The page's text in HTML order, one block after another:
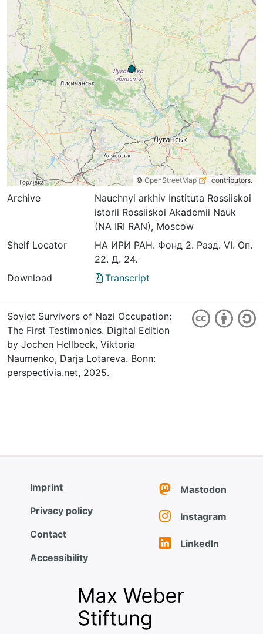
©OpenStreetMap contributors.
Archive
Nauchnyi arkhiv Instituta Rossiiskoi
istorii Rossiiskoi Akademii Nauk
(NA IRI RAN), Moscow
Shelf Locator
НА ИРИ РАН. Фонд 2. Разд. VI. Оп.
22. Д. 24.
Download
Transcript
Soviet Survivors of Nazi Occupation:
The First Testimonies. Digital Edition
by Jochen Hellbeck, Viktoria
Naumenko, Darja Lotareva. Bonn:
perspectivia.net, 2025.
Imprint
Privacy policy
Contact
Accessibility
Mastodon
Instagram
LinkedIn